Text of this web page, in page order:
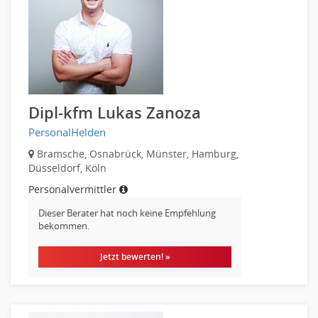
Human Resources
Personal Leitung, Teamleitung
rec2rec
Recruiting, Personalmarketing
Referent
Anwaltschaft
Justiziariat, Rechtsabteilung
Notar-, Justizfachangestellter, Anwaltsfachgehilfe
Notariat
Richter, Justizbeamte
Analyst
Anlageberatung, Vermögensberatung
Asset-/Fonds-Management
Börsenhandel
Telekommunikation
Textilien & Bekleidung
Transport & Logistik
Unternehmensberatung
Naturwissenschaften & Forschung
Dipl-kfm Lukas Zanoza
PersonalHelden
Bramsche, Osnabrück, Münster, Hamburg,
Düsseldorf, Köln
Personalvermittler
Dieser Berater hat noch keine Empfehlung
bekommen.
Jetzt bewerten! »